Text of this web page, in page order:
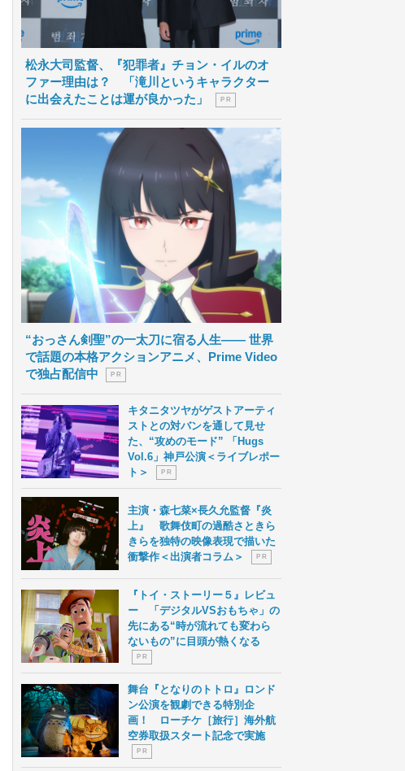
松永大司監督、『犯罪者』チョン・イルのオ
ファー理由は？ 「滝川というキャラクター
に出会えたことは運が良かった」
P R
“おっさん剣聖”の一太刀に宿る人生―― 世界
で話題の本格アクションアニメ、Prime Video
で独占配信中
P R
キタニタツヤがゲストアーティ
ストとの対バンを通して見せ
た、“攻めのモード” 「Hugs
Vol.6」神戸公演＜ライブレポー
ト＞
P R
主演・森七菜×長久允監督『炎
上』 歌舞伎町の過酷さときら
きらを独特の映像表現で描いた
衝撃作＜出演者コラム＞
P R
『トイ・ストーリー５』レビュ
ー 「デジタルVSおもちゃ」の
先にある“時が流れても変わら
ないもの”に目頭が熱くなる
P R
舞台『となりのトトロ』ロンド
ン公演を観劇できる特別企
画！ ローチケ［旅行］海外航
空券取扱スタート記念で実施
P R